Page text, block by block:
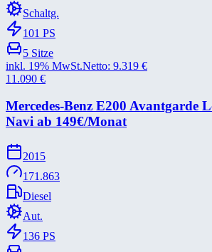
Schaltg.
101 PS
5 Sitze
inkl. 19% MwSt.Netto: 9.319 €
11.090 €
Mercedes-​Benz E200 Avantgarde
Navi ab 149€/​Monat
2015
171.863
Diesel
Aut.
136 PS